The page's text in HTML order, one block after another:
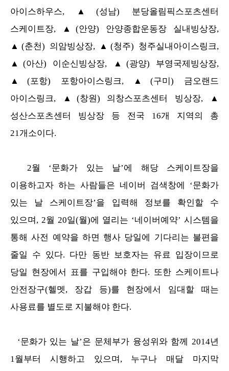
아이스하우스, ▲(성남) 분당올림픽스포츠센터
스케이트장, ▲(안양) 안양종합운동장 실내빙상장,
▲(춘천) 의암빙상장, ▲(청주) 청주실내아이스링크,
▲(아산) 이순신빙상장,
▲(광양) 부영국제빙상장,
▲(포항) 포항아이스링크, ▲(구미) 금오랜드
아이스링크, ▲(창원) 의창스포츠센터 빙상장, ▲
성산스포츠센터 빙상장 등 전국 16개 지역의 총
21개소이다.
2월 ‘문화가 있는 날’에 해당 스케이트장을
이용하고자 하는 사람들은 네이버 검색창에 ‘문화가
있는 날 스케이트장’을 입력해 정보를 확인할 수
있으며 , 2월 20일(월)에 열리는 ‘네이버예약’ 시스템을
통해 사전 예약을 하면 행사 당일에 기다리는 불편을
줄일 수 있다. 다만 동반 보호자는 유료 입장이므로
당일 현장에서 표를 구입해야 한다. 또한 스케이트나
안전장구(헬멧, 장갑 등)를 현장에서
임대할 때는
사용료를 별도로 지불해야 한다.
‘문화가 있는 날’은 문체부가 융성위와 함께 2014년
1월부터 시행하고 있으며, 누구나 매달 마지막